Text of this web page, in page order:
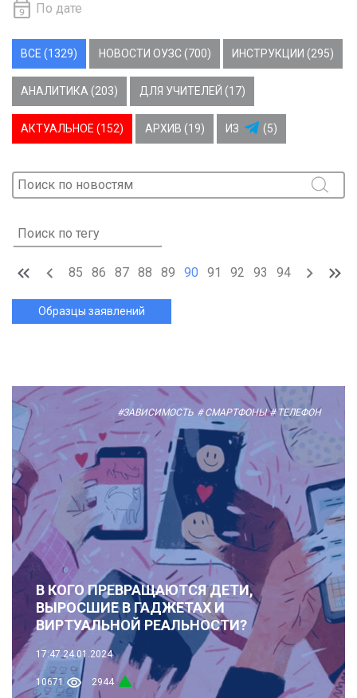
По дате
ВСЕ (1329) НОВОСТИ ОУЗС (700) ИНСТРУКЦИИ (295)
АНАЛИТИКА (203) ДЛЯ УЧИТЕЛЕЙ (17)
АКТУАЛЬНОЕ (152) АРХИВ (19) ИЗ (5)
85 86 87 88 89 90 91 92 93 94
Образцы заявлений
#ЗАВИСИМОСТЬ # СМАРТФОНЫ # ТЕЛЕФОН
В КОГО ПРЕВРАЩАЮТСЯ ДЕТИ,
ВЫРОСШИЕ В ГАДЖЕТАХ И
ВИРТУАЛЬНОЙ РЕАЛЬНОСТИ?
17:47 24.01.2024
10671 2944